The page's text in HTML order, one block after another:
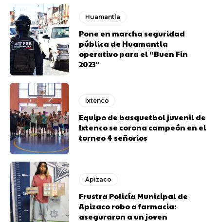
Huamantla
Pone en marcha seguridad
pública de Huamantla
operativo para el “Buen Fin
2023”
Ixtenco
Equipo de basquetbol juvenil de
Ixtenco se corona campeón en el
torneo 4 señorios
Apizaco
Frustra Policía Municipal de
Apizaco robo a farmacia:
aseguraron a un joven